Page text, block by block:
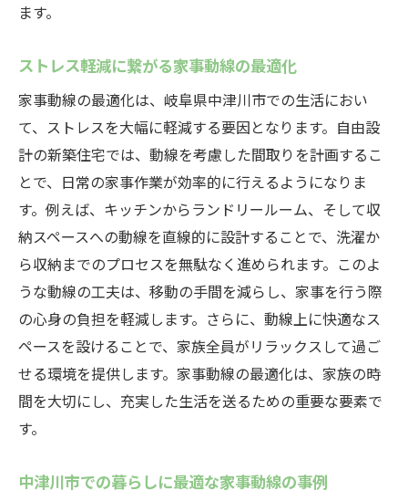
ます。
ストレス軽減に繋がる家事動線の最適化
家事動線の最適化は、岐阜県中津川市での生活におい
て、ストレスを大幅に軽減する要因となります。自由設
計の新築住宅では、動線を考慮した間取りを計画するこ
とで、日常の家事作業が効率的に行えるようになりま
す。例えば、キッチンからランドリールーム、そして収
納スペースへの動線を直線的に設計することで、洗濯か
ら収納までのプロセスを無駄なく進められます。このよ
うな動線の工夫は、移動の手間を減らし、家事を行う際
の心身の負担を軽減します。さらに、動線上に快適なス
ペースを設けることで、家族全員がリラックスして過ご
せる環境を提供します。家事動線の最適化は、家族の時
間を大切にし、充実した生活を送るための重要な要素で
す。
中津川市での暮らしに最適な家事動線の事例